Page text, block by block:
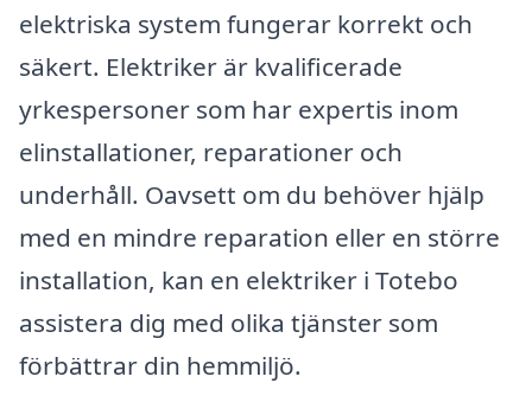
elektriska system fungerar korrekt och
säkert. Elektriker är kvalificerade
yrkespersoner som har expertis inom
elinstallationer, reparationer och
underhåll. Oavsett om du behöver hjälp
med en mindre reparation eller en större
installation, kan en elektriker i Totebo
assistera dig med olika tjänster som
förbättrar din hemmiljö.